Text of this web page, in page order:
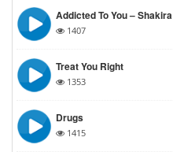
Addicted To You – Shakira
1407
Treat You Right
1353
Drugs
1415